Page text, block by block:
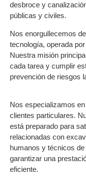
desbroce y
públicas y civiles.
Nos enorgullecemos
tecnología, operada
Nuestra misión
cada tarea y cumplir
prevención de riesgos
Nos especializamos
clientes particulares.
está preparado para
relacionadas con
humanos y técnicos
garantizar una
eficiente.